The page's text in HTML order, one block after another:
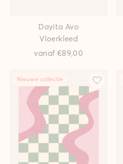
Dayita Avo
Vloerkleed
vanaf €89,00
Nieuwe collectie